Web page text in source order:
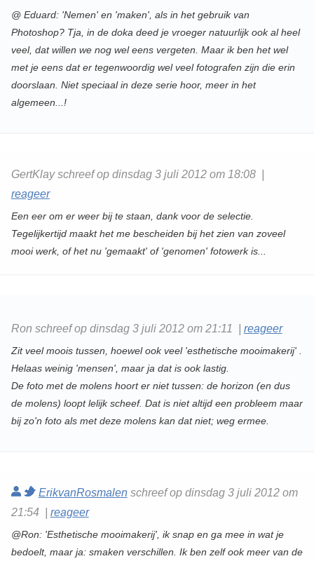
@ Eduard: 'Nemen' en 'maken', als in het gebruik van
Photoshop? Tja, in de doka deed je vroeger natuurlijk ook al heel
veel, dat willen we nog wel eens vergeten. Maar ik ben het wel
met je eens dat er tegenwoordig wel veel fotografen zijn die erin
doorslaan. Niet speciaal in deze serie hoor, meer in het
algemeen...!
GertKlay schreef op dinsdag 3 juli 2012 om 18:08 |
reageer
Een eer om er weer bij te staan, dank voor de selectie.
Tegelijkertijd maakt het me bescheiden bij het zien van zoveel
mooi werk, of het nu 'gemaakt' of 'genomen' fotowerk is...
Ron schreef op dinsdag 3 juli 2012 om 21:11 | reageer
Zit veel moois tussen, hoewel ook veel 'esthetische mooimakerij' .
Helaas weinig 'mensen', maar ja dat is ook lastig.
De foto met de molens hoort er niet tussen: de horizon (en dus
de molens) loopt lelijk scheef. Dat is niet altijd een probleem maar
bij zo'n foto als met deze molens kan dat niet; weg ermee.
ErikvanRosmalenschreef op dinsdag 3 juli 2012 om
21:54 | reageer
@Ron: 'Esthetische mooimakerij', ik snap en ga mee in wat je
bedoelt, maar ja: smaken verschillen. Ik ben zelf ook meer van de